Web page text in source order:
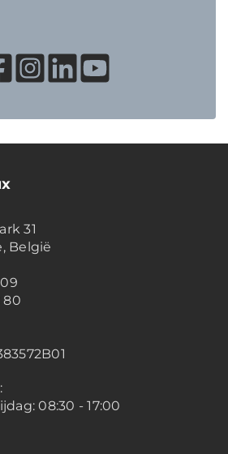
31
België
80
08:30 - 17:00